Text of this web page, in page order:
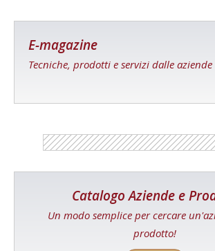
E-magazine
Tecniche, prodotti e servizi dalle aziende
Catalogo Aziende e
Un modo semplice per cercare
prodotto!